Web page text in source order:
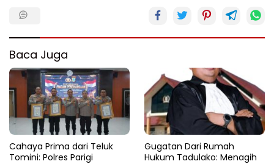
Baca Juga
Cahaya Prima dari Teluk
Tomini: Polres Parigi
Gugatan Dari Rumah
Hukum Tadulako: Menagih